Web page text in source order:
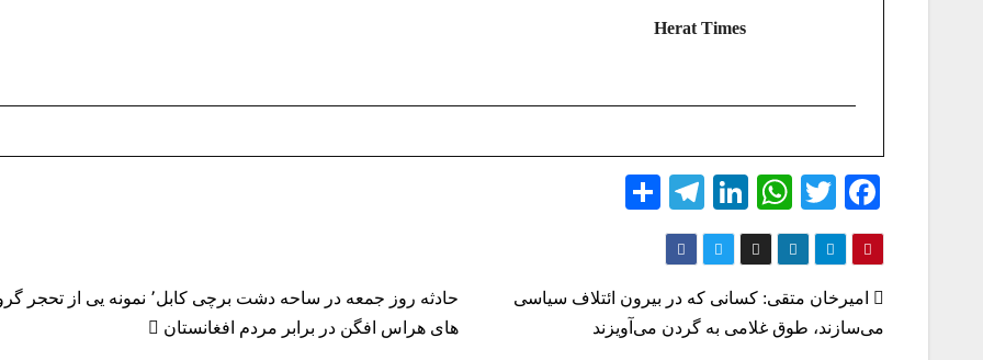
Herat Times
Fa
ce
bo
ok
T
wi
tte
r
W
ha
ts
A
pp
Li
nk
ed
In
Te
le
gr
a
m
راهبری
نوشته
حادثه روز جمعه در ساحه دشت برچی کابل٬ نمونه یی از
های هراس افگن در برابر مردم افغانستان
امیرخان متقی: کسانی که در بیرون ائتلاف سیاسی
می‌سازند، طوق غلامی به‌ گردن می‌آویزند